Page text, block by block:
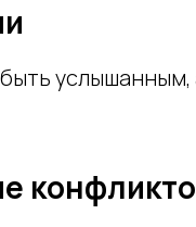
услышанным,